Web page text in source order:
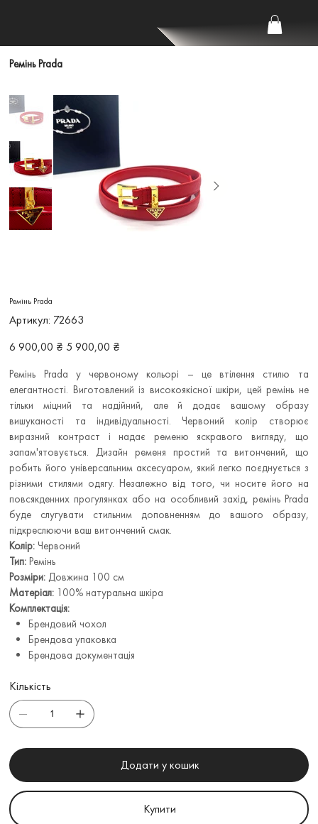
Ремінь Prada
Ремінь Prada
Артикул: Артикул
72663
72663
Звичайна
ціна
6 900,00 ₴
Ціна
зі
5 900,00 ₴
Ремінь Prada у червоному кольорі – це втілення стилю та
елегантності. Виготовлений із високоякісної шкіри, цей ремінь не
тільки міцний та надійний, але й додає вашому образу
вишуканості та індивідуальності. Червоний колір створює
виразний контраст і надає ременю яскравого вигляду, що
запам'ятовується. Дизайн ременя простий та витончений, що
робить його універсальним аксесуаром, який легко поєднується з
різними стилями одягу. Незалежно від того, чи носите його на
повсякденних прогулянках або на особливий захід, ремінь Prada
буде слугувати стильним доповненням до вашого образу,
підкреслюючи ваш витончений смак.
Колір: Червоний
Тип: Ремінь
Розміри: Довжина 100 см
Матеріал: 100% натуральна шкіра
Комплектація:
Брендовий чохол
Брендова упаковка
Брендова документація
Кількість
Додати у кошик
Купити